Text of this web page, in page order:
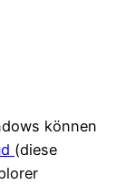
können
(diese